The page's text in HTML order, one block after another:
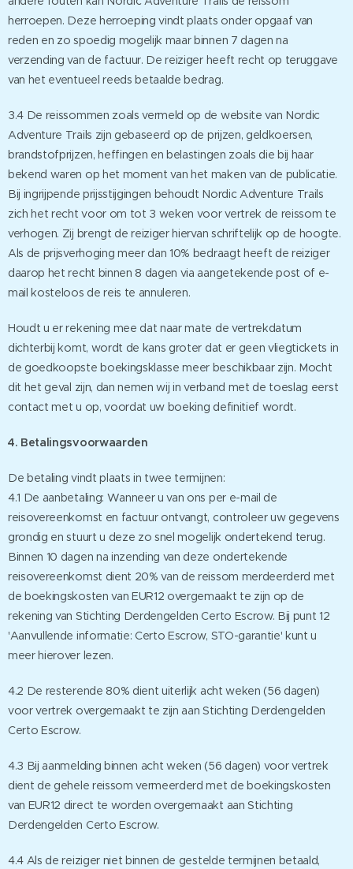
herroepen. Deze herroeping vindt plaats onder opgaaf van
reden en zo spoedig mogelijk maar binnen 7 dagen na
verzending van de factuur. De reiziger heeft recht op teruggave
van het eventueel reeds betaalde bedrag.
3.4 De reissommen zoals vermeld op de website van Nordic
Adventure Trails zijn gebaseerd op de prijzen, geldkoersen,
brandstofprijzen, heffingen en belastingen zoals die bij haar
bekend waren op het moment van het maken van de publicatie.
Bij ingrijpende prijsstijgingen behoudt Nordic Adventure Trails
zich het recht voor om tot 3 weken voor vertrek de reissom te
verhogen. Zij brengt de reiziger hiervan schriftelijk op de hoogte.
Als de prijsverhoging meer dan 10% bedraagt heeft de reiziger
daarop het recht binnen 8 dagen via aangetekende post of e-
mail kosteloos de reis te annuleren.
Houdt u er rekening mee dat naar mate de vertrekdatum
dichterbij komt, wordt de kans groter dat er geen vliegtickets in
de goedkoopste boekingsklasse meer beschikbaar zijn. Mocht
dit het geval zijn, dan nemen wij in verband met de toeslag eerst
contact met u op, voordat uw boeking definitief wordt.
4. Betalingsvoorwaarden
De betaling vindt plaats in twee termijnen:
4.1 De aanbetaling: Wanneer u van ons per e-mail de
reisovereenkomst en factuur ontvangt, controleer uw gegevens
grondig en stuurt u deze zo snel mogelijk ondertekend terug.
Binnen 10 dagen na inzending van deze ondertekende
reisovereenkomst dient 20% van de reissom merdeerderd met
de boekingskosten van EUR12 overgemaakt te zijn op de
rekening van Stichting Derdengelden Certo Escrow. Bij punt 12
'Aanvullende informatie: Certo Escrow, STO-garantie' kunt u
meer hierover lezen.
4.2 De resterende 80% dient uiterlijk acht weken (56 dagen)
voor vertrek overgemaakt te zijn aan Stichting Derdengelden
Certo Escrow.
4.3 Bij aanmelding binnen acht weken (56 dagen) voor vertrek
dient de gehele reissom vermeerderd met de boekingskosten
van EUR12 direct te worden overgemaakt aan Stichting
Derdengelden Certo Escrow.
4.4 Als de reiziger niet binnen de gestelde termijnen betaald,